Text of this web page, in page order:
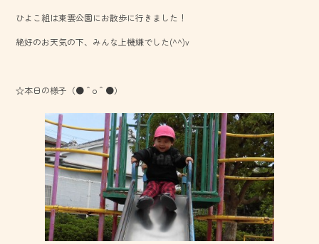
ok
ひよこ組は東雲公園にお散歩に行きました！
絶好のお天気の下、みんな上機嫌でした(^^)v
☆本日の様子（●＾o＾●）